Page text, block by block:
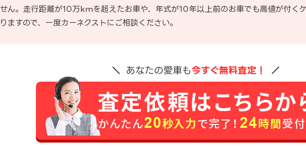
ん。走行距離が10万kmを超えたお車や、年式が10年以上前のお車でも高値が付く
ますので、一度カーネクストにご相談ください。
あなたの愛車も今すぐ無料査定！